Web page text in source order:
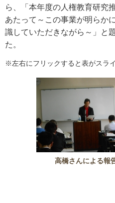
ら、「本年度の人権教育研究
あたって～この事業が明らか
識していただきながら～」と
た。
※左右にフリックすると表がスライ
高橋さんによる報